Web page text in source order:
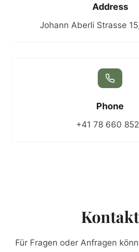
Address
Johann Aberli Strasse
Phone
+41 78 660
Kontakt
Für Fragen oder Anfragen